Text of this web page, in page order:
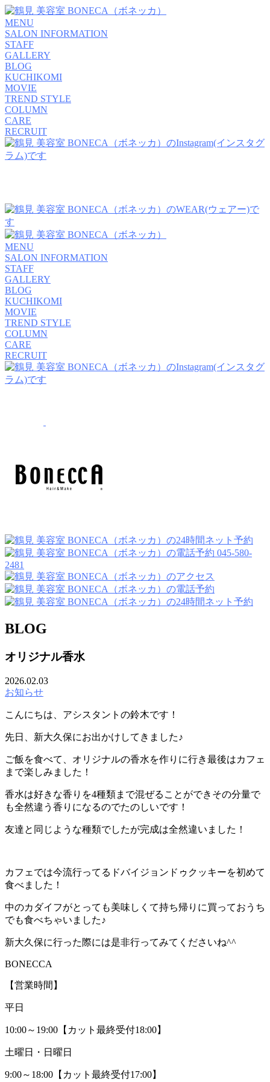
MENU
SALON INFORMATION
STAFF
GALLERY
BLOG
KUCHIKOMI
MOVIE
TREND STYLE
COLUMN
CARE
RECRUIT
MENU
SALON INFORMATION
STAFF
GALLERY
BLOG
KUCHIKOMI
MOVIE
TREND STYLE
COLUMN
CARE
RECRUIT
045-580-
2481
BLOG
オリジナル香水
2026.02.03
お知らせ
こんにちは、アシスタントの鈴木です！
先日、新大久保にお出かけしてきました♪
ご飯を食べて、オリジナルの香水を作りに行き最後はカフェ
まで楽しみました！
香水は好きな香りを4種類まで混ぜることができその分量で
も全然違う香りになるのでたのしいです！
友達と同じような種類でしたが完成は全然違いました！
カフェでは今流行ってるドバイジョンドゥクッキーを初めて
食べました！
中のカダイフがとっても美味しくて持ち帰りに買っておうち
でも食べちゃいました♪
新大久保に行った際には是非行ってみてくださいね^^
BONECCA
【営業時間】
平日
10:00～19:00【カット最終受付18:00】
土曜日・日曜日
9:00～18:00【カット最終受付17:00】